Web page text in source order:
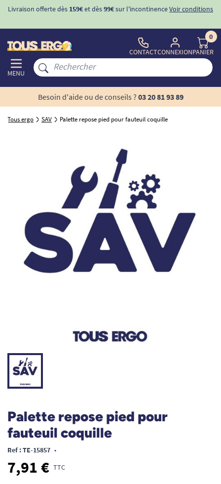
Livraison offerte dès 159€et dès99€sur l'incontinenceVoir conditions
MENU
CONTACTCONNEXION
0
PANIER
Besoin d'aide ou de conseils ? 03 20 81 93 89
Tous ergo SAV Palette repose pied pour fauteuil coquille
Palette repose pied pour
fauteuil coquille
Ref : TE-15857 •
7,91 € TTC